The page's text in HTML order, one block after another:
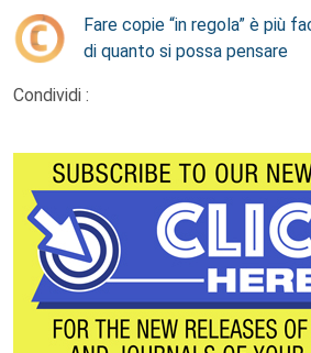
Fare copie “in regola” è più
di quanto si possa pensare
Condividi :